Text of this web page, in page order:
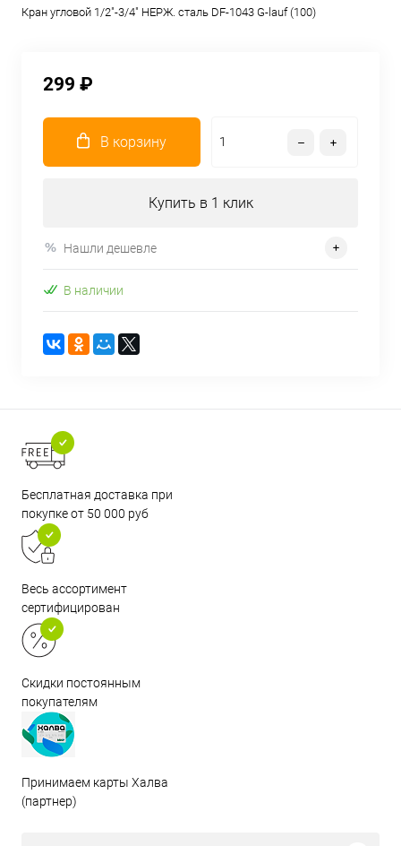
Кран угловой 1/2"-3/4" НЕРЖ. сталь DF-1043 G-lauf (100)
299 ₽
В корзину
Купить в 1 клик
Нашли дешевле
В наличии
Бесплатная доставка при
покупке от 50 000 руб
Весь ассортимент
сертифицирован
Скидки постоянным
покупателям
Принимаем карты Халва
(партнер)